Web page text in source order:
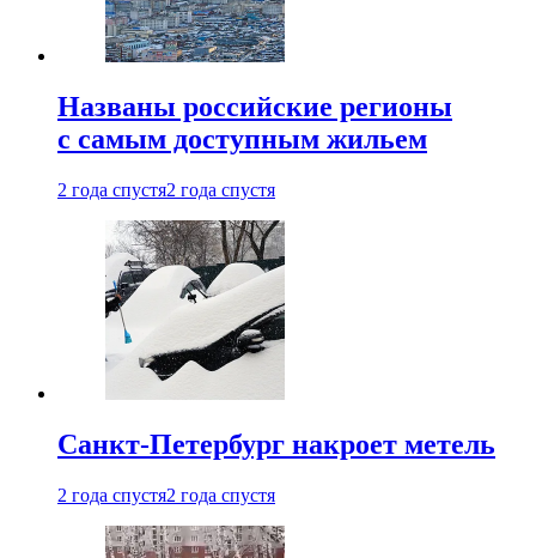
Названы российские регионы
с самым доступным жильем
2 года спустя2 года спустя
Санкт-Петербург накроет метель
2 года спустя2 года спустя